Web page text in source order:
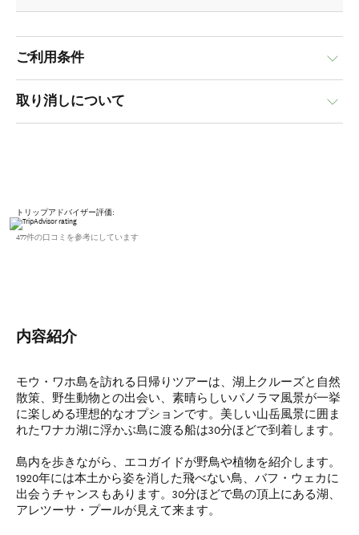
ご利用条件
取り消しについて
トリップアドバイザー評価:
477件の口コミを参考にしています
内容紹介
モウ・ワホ島を訪れる日帰りツアーは、湖上クルーズと自然
散策、野生動物との出会い、素晴らしいパノラマ風景が一挙
に楽しめる理想的なオプションです。美しい山岳風景に囲ま
れたワナカ湖に浮かぶ島に渡る船は30分ほどで到着します。
島内を歩きながら、エコガイドが野鳥や植物を紹介します。
1920年には本土から姿を消した飛べない鳥、バフ・ウェカに
出会うチャンスもあります。30分ほどで島の頂上にある湖、
アレツーサ・プールが見えて来ます。